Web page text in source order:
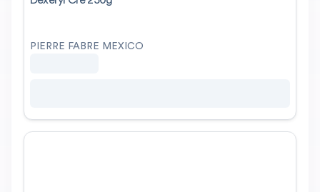
PIERRE FABRE MEXICO